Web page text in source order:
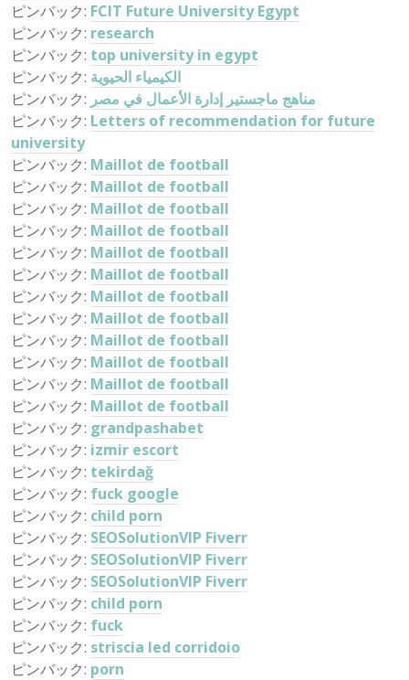
ピンバック: FCIT Future University Egypt
ピンバック: research
ピンバック: top university in egypt
ピンバック: الكيمياء الحيوية
ピンバック: مناهج ماجستير إدارة الأعمال في مصر
ピンバック: Letters of recommendation for future
university
ピンバック: Maillot de football
ピンバック: Maillot de football
ピンバック: Maillot de football
ピンバック: Maillot de football
ピンバック: Maillot de football
ピンバック: Maillot de football
ピンバック: Maillot de football
ピンバック: Maillot de football
ピンバック: Maillot de football
ピンバック: Maillot de football
ピンバック: Maillot de football
ピンバック: Maillot de football
ピンバック: grandpashabet
ピンバック: izmir escort
ピンバック: tekirdağ
ピンバック: fuck google
ピンバック: child porn
ピンバック: SEOSolutionVIP Fiverr
ピンバック: SEOSolutionVIP Fiverr
ピンバック: SEOSolutionVIP Fiverr
ピンバック: child porn
ピンバック: fuck
ピンバック: striscia led corridoio
ピンバック: porn